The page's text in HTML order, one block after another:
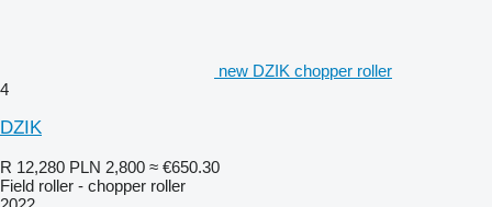
new DZIK chopper roller
4
DZIK
R 12,280 PLN 2,800 ≈ €650.30
Field roller - chopper roller